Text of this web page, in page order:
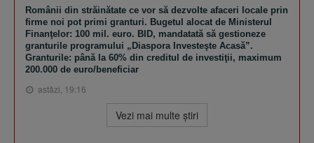
Românii din străinătate ce vor să dezvolte afaceri locale prin
firme noi pot primi granturi. Bugetul alocat de Ministerul
Finanţelor: 100 mil. euro. BID, mandatată să gestioneze
granturile programului „Diaspora Investeşte Acasă”.
Granturile: până la 60% din creditul de investiţii, maximum
200.000 de euro/beneficiar
astăzi, 19:16
Vezi mai multe ştiri